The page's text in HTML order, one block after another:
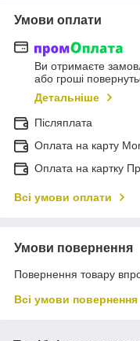
Умови оплати
Ви отримаєте
або гроші
Детальніше
Післяплата
Оплата на карту
Оплата на картку
Всі умови оплати
Умови повернення
Повернення товару
Всі умови повернення